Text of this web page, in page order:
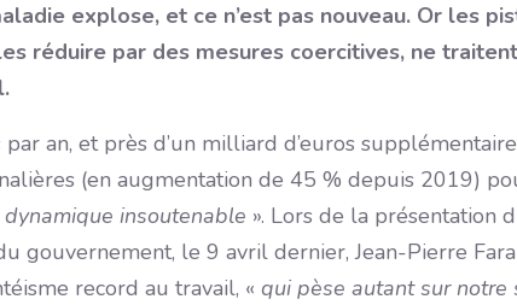
explose, et ce n’est pas nouveau. Or les
réduire par des mesures coercitives, ne
an, et près d’un milliard d’euros
(en augmentation de 45 % depuis 2019)
dynamique insoutenable ». Lors de la présentation
gouvernement, le 9 avril dernier, Jean-Pierre
record au travail, « qui pèse autant sur notre